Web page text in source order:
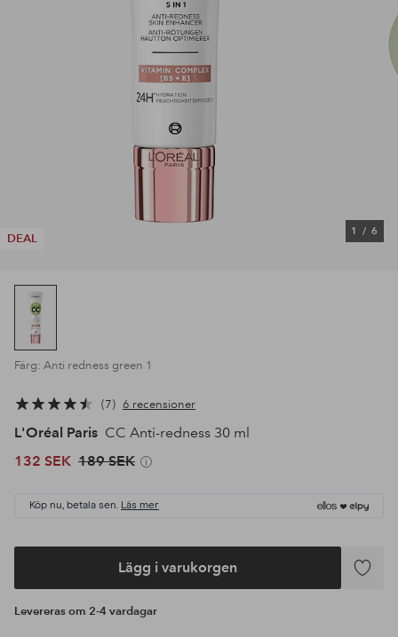
DEAL
1 / 6
Färg: Anti redness green 1
7 6 recensioner
L'Oréal Paris CC Anti-redness 30 ml
132 SEK 189 SEK
Köp nu, betala sen. Läs mer
Lägg i varukorgen
Lägg
Levereras om 2-4 vardagar